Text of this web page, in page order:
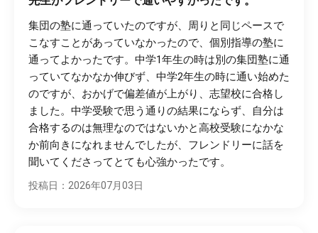
集団の塾に通っていたのですが、周りと同じペースで
こなすことがあっていなかったので、個別指導の塾に
通ってよかったです。中学1年生の時は別の集団塾に通
っていてなかなか伸びず、中学2年生の時に通い始めた
のですが、おかげで偏差値が上がり、志望校に合格し
ました。中学受験で思う通りの結果にならず、自分は
合格するのは無理なのではないかと高校受験になかな
か前向きになれませんでしたが、フレンドリーに話を
聞いてくださってとても心強かったです。
投稿日：2026年07月03日